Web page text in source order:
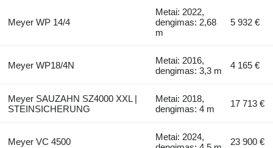
Meyer WP 14/4
Metai: 2022,
dengimas: 2,68
m
5 932 €
Meyer WP18/4N
Metai: 2016,
dengimas: 3,3 m
4 165 €
Meyer SAUZAHN SZ4000 XXL |
STEINSICHERUNG
Metai: 2018,
dengimas: 4 m
17 713 €
Meyer VC 4500
Metai: 2024,
23 900 €